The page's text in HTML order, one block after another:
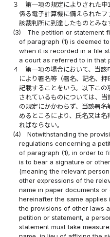
３
第一項の規定によりされた
係る電子計算機に備えられた
該裁判所に到達したものとみな
(3)
The petition or statement
of paragraph (1) is deemed
when it is recorded in a file
a court as referred to in that
４
第一項の場合において、当
により署名等（署名、記名、
記載することをいう。以下こ
されているものについては、
の規定にかかわらず、当該署
めるところにより、氏名又は
ればならない。
(4)
Notwithstanding the
regulations concerning a
of paragraph (1), in order to
is to bear a signature or
(meaning the relevant
other expressions of the
name in paper documents
hereinafter the same
the provisions of other laws
petition or statement, a
statement must take